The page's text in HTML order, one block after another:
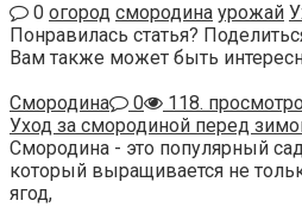
0 огород смородина урожай
Понравилась статья?
Вам также может быть
Смородина
0
118.
Уход за смородиной перед
Смородина - это популярный
который выращивается не
ягод,